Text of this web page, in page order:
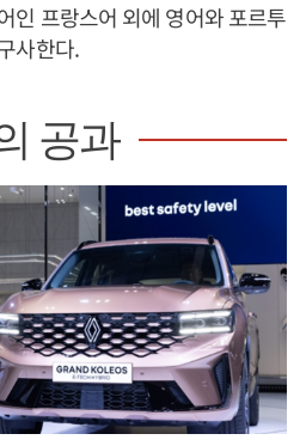
인 프랑스어 외에 영어와 포르투
사한다.
공과